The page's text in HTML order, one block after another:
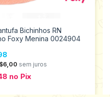
Bichinhos RN
Foxy Menina 0024904
sem juros
no Pix